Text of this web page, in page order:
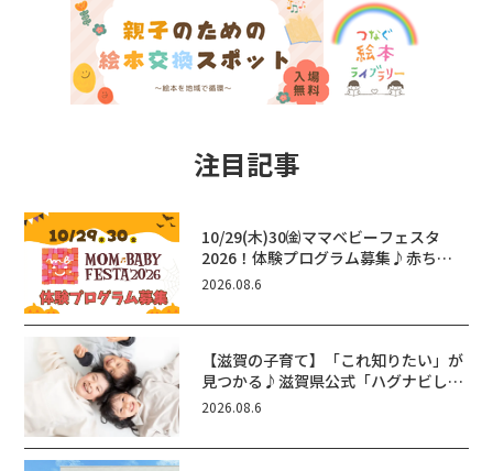
注目記事
10/29(木)30㈮ママベビーフェスタ
2026！体験プログラム募集♪赤ちゃ
ん向けイベントに出演しませんか？
2026.08.6
【滋賀の子育て】「これ知りたい」が
見つかる♪滋賀県公式「ハグナビし
が」使ってる？おでかけ・制度・子育
2026.08.6